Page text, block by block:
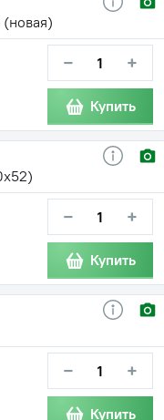
− +
Купить
− +
Купить
− +
Купить